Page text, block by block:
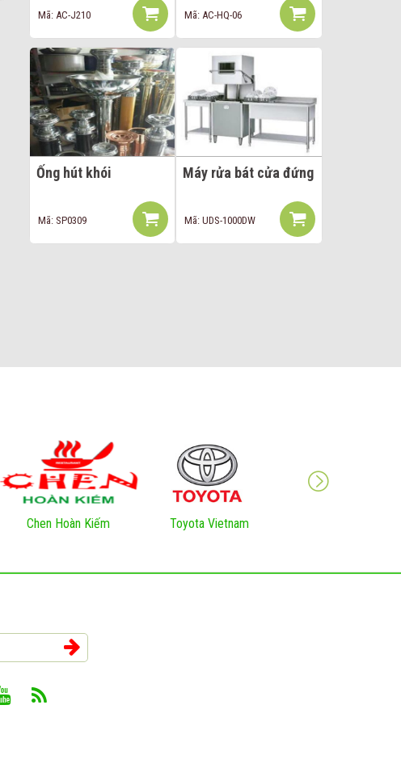
Mã: AC-J210 Mã: AC-HQ-06
Ống hút khói
Mã: SP0309
Máy rửa bát cửa đứng
Mã: UDS-1000DW
Chen Hoàn Kiếm Toyota Vietnam